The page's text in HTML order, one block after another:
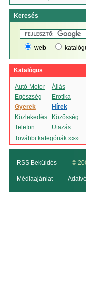
Keresés
web
Katalógus
Autó-Motor Állás
Egészség
Erotika
Gyerek
Hírek
Közlekedés
Közösség
Telefon
Utazás
További kategóriák »»»
RSS Beküldés ©
Médiaajánlat